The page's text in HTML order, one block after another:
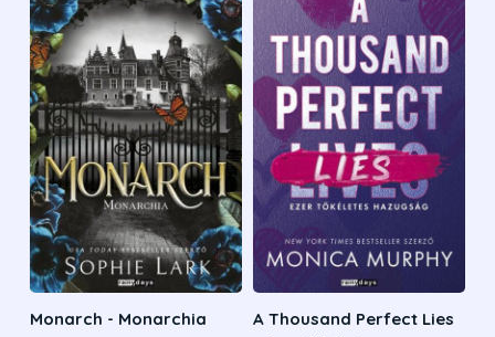
Monarch - Monarchia
A Thousand Perfect Lies